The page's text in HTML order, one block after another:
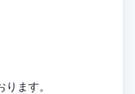
ます。